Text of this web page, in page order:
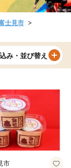
士見市
み・並び替え
市